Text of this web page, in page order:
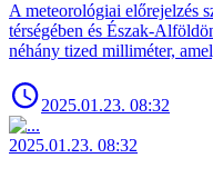
A meteorológiai előrejelzés
térségében és Észak-
néhány tized milliméter,
2025.01.23. 08:32
2025.01.23. 08:32